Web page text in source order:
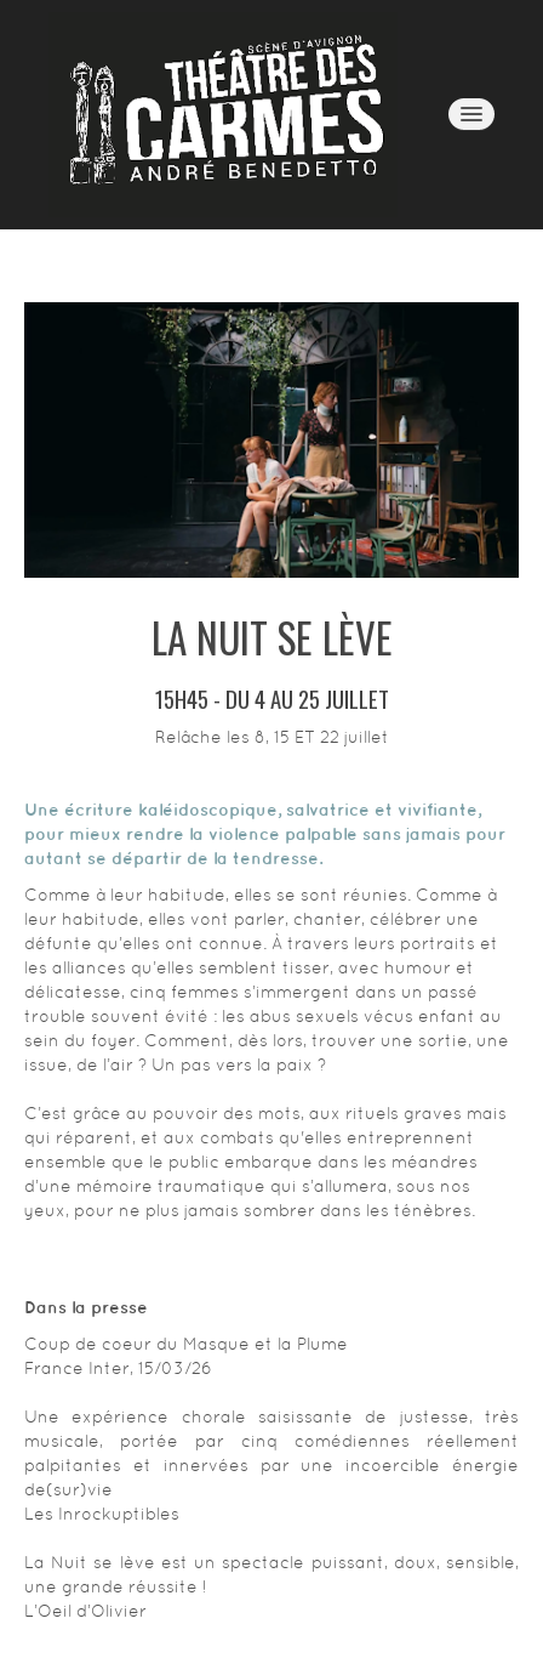
SAISON 25/26
INFOS PRATIQUES
BLOG
LA NUIT SE LÈVE
15H45 - DU 4 AU 25 JUILLET
Relâche les 8, 15 ET 22 juillet
Une écriture kaléidoscopique, salvatrice et vivifiante,
pour mieux rendre la violence palpable sans jamais pour
autant se départir de la tendresse.
Comme à leur habitude, elles se sont réunies. Comme à
leur habitude, elles vont parler, chanter, célébrer une
défunte qu’elles ont connue. À travers leurs portraits et
les alliances qu’elles semblent tisser, avec humour et
délicatesse, cinq femmes s’immergent dans un passé
trouble souvent évité : les abus sexuels vécus enfant au
sein du foyer. Comment, dès lors, trouver une sortie, une
issue, de l’air ? Un pas vers la paix ?
C’est grâce au pouvoir des mots, aux rituels graves mais
qui réparent, et aux combats qu'elles entreprennent
ensemble que le public embarque dans les méandres
d’une mémoire traumatique qui s’allumera, sous nos
yeux, pour ne plus jamais sombrer dans les ténèbres.
Dans la presse
Coup de coeur du Masque et la Plume
France Inter, 15/03/26
Une expérience chorale saisissante de justesse, très
musicale, portée par cinq comédiennes réellement
palpitantes et innervées par une incoercible énergie
de(sur)vie
Les Inrockuptibles
La Nuit se lève est un spectacle puissant, doux, sensible,
une grande réussite !
L’Oeil d’Olivier